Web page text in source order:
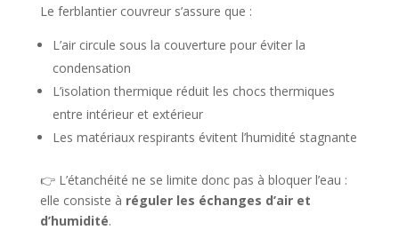
Le ferblantier couvreur s’assure que :
L’air circule sous la couverture pour éviter la
condensation
L’isolation thermique réduit les chocs thermiques
entre intérieur et extérieur
Les matériaux respirants évitent l’humidité stagnante
👉 L’étanchéité ne se limite donc pas à bloquer l’eau :
elle consiste à réguler les échanges d’air et
d’humidité.